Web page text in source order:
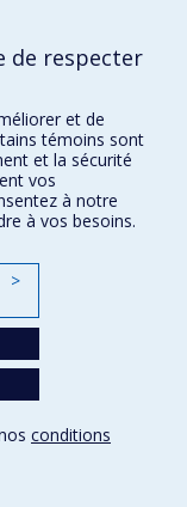
Université de
de respecter
et de
témoins sont
et la sécurité
vos
à notre
à vos besoins.
>
conditions